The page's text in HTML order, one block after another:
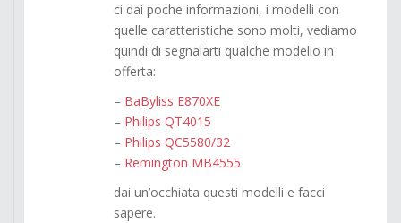
ci dai poche informazioni, i modelli con
quelle caratteristiche sono molti, vediamo
quindi di segnalarti qualche modello in
offerta:
– BaByliss E870XE
– Philips QT4015
– Philips QC5580/32
– Remington MB4555
dai un’occhiata questi modelli e facci
sapere.